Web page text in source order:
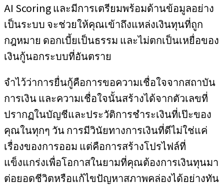
AI Scoring และมีการเตรียมพร้อมด้านข้อมูลอย่าง
เป็นระบบ จะช่วยให้คุณเข้าถึงแหล่งเงินทุนที่ถูก
กฎหมาย ดอกเบี้ยเป็นธรรม และไม่ตกเป็นเหยื่อของ
เงินกู้นอกระบบที่อันตราย
จำไว้ว่าการยื่นกู้คือการขอความเชื่อใจจากสถาบัน
การเงิน และความเชื่อใจนั้นสร้างได้จากตัวเลขที่
ปรากฏในบัญชีและประวัติการชำระเงินที่เป๊ะของ
คุณในทุกๆ วัน การมีวินัยทางการเงินที่ดีไม่ใช่แค่
เรื่องของการออม แต่คือการสร้างโปรไฟล์ที่
แข็งแกร่งเพื่อโอกาสในยามที่คุณต้องการเงินทุนมา
ต่อยอดชีวิตหรือแก้ไขปัญหาสภาพคล่องได้อย่างทัน